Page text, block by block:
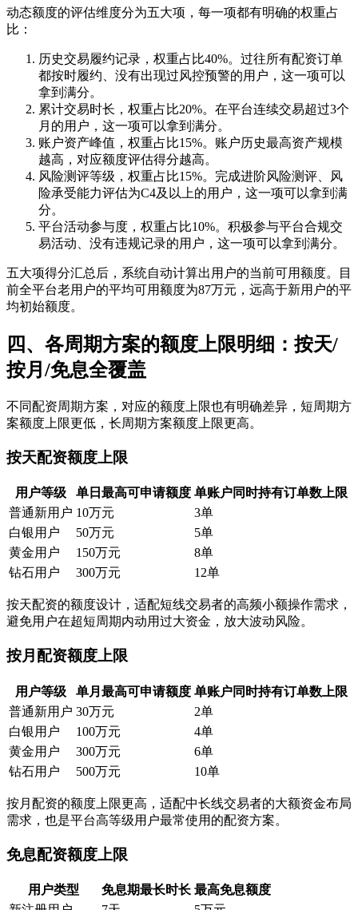
动态额度的评估维度分为五大项，每一项都有明确的权重占
比：
历史交易履约记录，权重占比40%。过往所有配资订单
都按时履约、没有出现过风控预警的用户，这一项可以
拿到满分。
累计交易时长，权重占比20%。在平台连续交易超过3个
月的用户，这一项可以拿到满分。
账户资产峰值，权重占比15%。账户历史最高资产规模
越高，对应额度评估得分越高。
风险测评等级，权重占比15%。完成进阶风险测评、风
险承受能力评估为C4及以上的用户，这一项可以拿到满
分。
平台活动参与度，权重占比10%。积极参与平台合规交
易活动、没有违规记录的用户，这一项可以拿到满分。
五大项得分汇总后，系统自动计算出用户的当前可用额度。目
前全平台老用户的平均可用额度为87万元，远高于新用户的平
均初始额度。
四、各周期方案的额度上限明细：按天/
按月/免息全覆盖
不同配资周期方案，对应的额度上限也有明确差异，短周期方
案额度上限更低，长周期方案额度上限更高。
按天配资额度上限
用户等级 单日最高可申请额度 单账户同时持有订单数上限
普通新用户 10万元
3单
白银用户
50万元
5单
黄金用户
150万元
8单
钻石用户
300万元 12单
按天配资的额度设计，适配短线交易者的高频小额操作需求，
避免用户在超短周期内动用过大资金，放大波动风险。
按月配资额度上限
用户等级 单月最高可申请额度 单账户同时持有订单数上限
普通新用户 30万元
2单
白银用户
100万元
4单
黄金用户
300万元
6单
钻石用户
500万元 10单
按月配资的额度上限更高，适配中长线交易者的大额资金布局
需求，也是平台高等级用户最常使用的配资方案。
免息配资额度上限
用户类型 免息期最长时长 最高免息额度